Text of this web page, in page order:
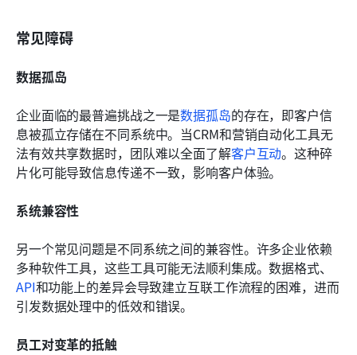
常见障碍
数据孤岛
企业面临的最普遍挑战之一是数据孤岛的存在，即客户信
息被孤立存储在不同系统中。当CRM和营销自动化工具无
法有效共享数据时，团队难以全面了解客户互动。这种碎
片化可能导致信息传递不一致，影响客户体验。
系统兼容性
另一个常见问题是不同系统之间的兼容性。许多企业依赖
多种软件工具，这些工具可能无法顺利集成。数据格式、
API和功能上的差异会导致建立互联工作流程的困难，进而
引发数据处理中的低效和错误。
员工对变革的抵触